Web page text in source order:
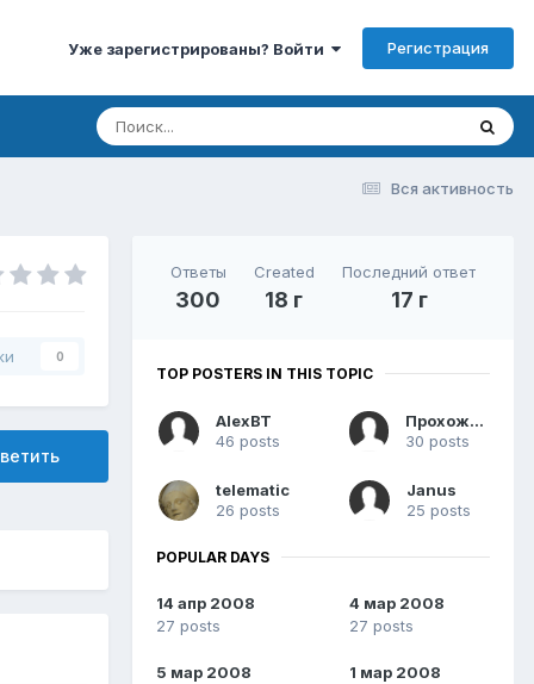
Уже зарегистрированы? Войти Регистрация
Вся активность
0
Ответы
300
Created
18 г
Последний ответ
17 г
TOP POSTERS IN THIS TOPIC
AlexBT
46 posts
Прохожий
30 posts
telematic
26 posts
Janus
25 posts
POPULAR DAYS
14 апр 2008
27 posts
4 мар 2008
27 posts
5 мар 2008
1 мар 2008